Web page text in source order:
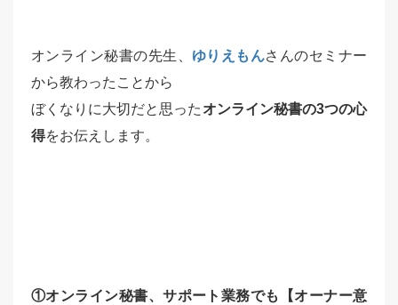
オンライン秘書の先生、 ゆりえもんさんのセミナー
から教わったことから
ぼくなりに大切だと思った オンライン秘書の3つの心
得をお伝えします。
①オンライン秘書、サポート業務でも【オーナー意